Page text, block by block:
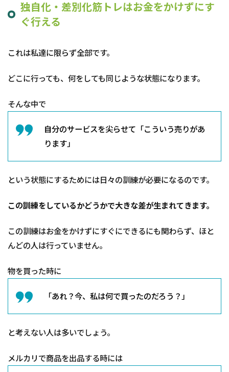
独自化・差別化筋トレはお金をかけずにす
ぐ行える
これは私達に限らず全部です。
どこに行っても、何をしても同じような状態になります。
そんな中で
自分のサービスを尖らせて「こういう売りがあ
ります」
という状態にするためには日々の訓練が必要になるのです。
この訓練をしているかどうかで大きな差が生まれてきます。
この訓練はお金をかけずにすぐにできるにも関わらず、ほと
んどの人は行っていません。
物を買った時に
「あれ？今、私は何で買ったのだろう？」
と考えない人は多いでしょう。
メルカリで商品を出品する時には